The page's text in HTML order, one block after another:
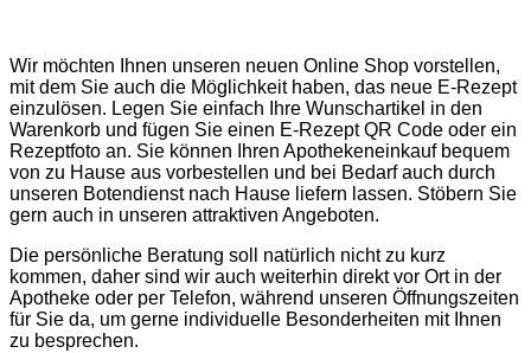
Wir möchten Ihnen unseren neuen Online Shop vorstellen,
mit dem Sie auch die Möglichkeit haben, das neue E-Rezept
einzulösen. Legen Sie einfach Ihre Wunschartikel in den
Warenkorb und fügen Sie einen E-Rezept QR Code oder ein
Rezeptfoto an. Sie können Ihren Apothekeneinkauf bequem
von zu Hause aus vorbestellen und bei Bedarf auch durch
unseren Botendienst nach Hause liefern lassen. Stöbern Sie
gern auch in unseren attraktiven Angeboten.
Die persönliche Beratung soll natürlich nicht zu kurz
kommen, daher sind wir auch weiterhin direkt vor Ort in der
Apotheke oder per Telefon, während unseren Öffnungszeiten
für Sie da, um gerne individuelle Besonderheiten mit Ihnen
zu besprechen.